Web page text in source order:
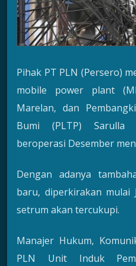
Pihak PT PLN (Persero)
mobile power plant
Marelan, dan
Bumi (PLTP)
beroperasi Desember
Dengan adanya
baru, diperkirakan mulai
setrum akan tercukupi.
Manajer Hukum,
PLN Unit Induk